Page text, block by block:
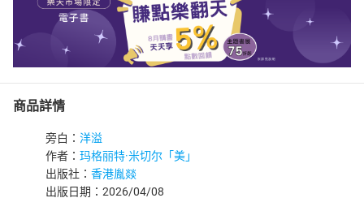
商品詳情
旁白： 洋溢
作者： 玛格丽特·米切尔「美」
出版社： 香港胤燚
出版日期：2026/04/08